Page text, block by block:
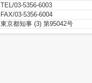
TEL/03-5356-6003
FAX/03-5356-6004
東京都知事 (3) 第95042号